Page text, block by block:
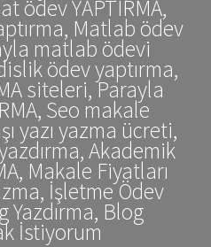
ödev YAPTIRMA,
Matlab ödev
matlab ödevi
ödev yaptırma,
siteleri, Parayla
Seo makale
yazı yazma ücreti,
Akademik
Makale Fiyatları
İşletme Ödev
Yazdırma, Blog
İstiyorum